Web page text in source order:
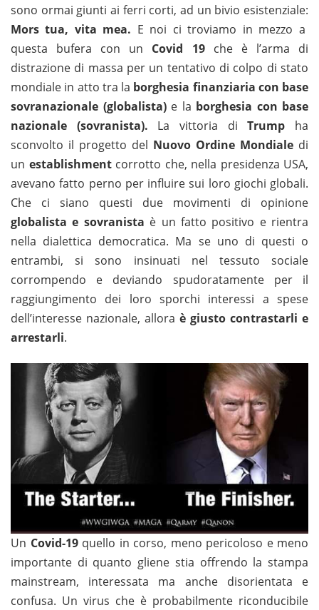
sono ormai giunti ai ferri corti, ad un bivio esistenziale:
Mors tua, vita mea. E noi ci troviamo in mezzo a
questa bufera con un Covid 19che è l’arma di
distrazione di massa per un tentativo di colpo di stato
mondiale in atto tra la borghesia finanziaria con base
sovranazionale (globalista)e la borghesia con base
nazionale (sovranista). La vittoria diTrump ha
sconvolto il progetto del Nuovo Ordine Mondiale di
un establishmentcorrotto che, nella presidenza USA,
avevano fatto perno per influire sui loro giochi globali.
Che ci siano questi due movimenti di opinione
globalista e sovranista è un fatto positivo e rientra
nella dialettica democratica. Ma se uno di questi o
entrambi, si sono insinuati nel tessuto sociale
corrompendo e deviando spudoratamente per il
raggiungimento dei loro sporchi interessi a spese
dell’interesse nazionale, allora è giusto contrastarli e
arrestarli.
Un Covid-19quello in corso, meno pericoloso e meno
importante di quanto gliene stia offrendo la stampa
mainstream, interessata ma anche disorientata e
confusa. Un virus che è probabilmente riconducibile